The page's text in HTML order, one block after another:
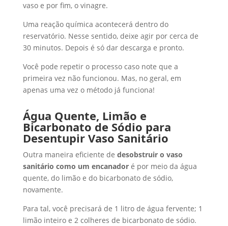
vaso e por fim, o vinagre.
Uma reação química acontecerá dentro do
reservatório. Nesse sentido, deixe agir por cerca de
30 minutos. Depois é só dar descarga e pronto.
Você pode repetir o processo caso note que a
primeira vez não funcionou. Mas, no geral, em
apenas uma vez o método já funciona!
Água Quente, Limão e
Bicarbonato de Sódio para
Desentupir Vaso Sanitário
Outra maneira eficiente de desobstruir o vaso
sanitário como um encanador é por meio da água
quente, do limão e do bicarbonato de sódio,
novamente.
Para tal, você precisará de 1 litro de água fervente; 1
limão inteiro e 2 colheres de bicarbonato de sódio.